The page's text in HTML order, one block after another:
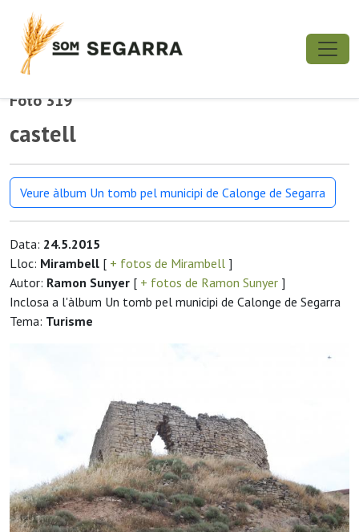
Foto 319
castell
Veure àlbum Un tomb pel municipi de Calonge de Segarra
Data: 24.5.2015
Lloc: Mirambell [ + fotos de Mirambell ]
Autor: Ramon Sunyer [ + fotos de Ramon Sunyer ]
Inclosa a l'àlbum Un tomb pel municipi de Calonge de Segarra
Tema: Turisme